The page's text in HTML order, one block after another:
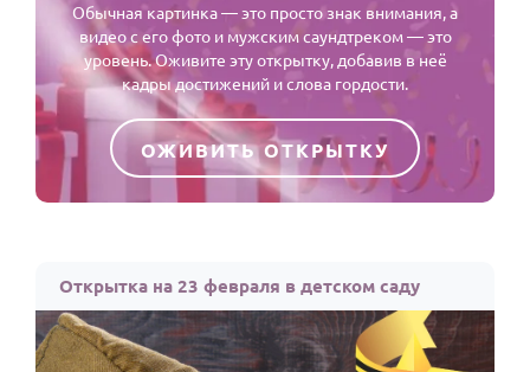
Обычная картинка — это просто знак внимания, а
видео с его фото и мужским саундтреком — это
уровень. Оживите эту открытку, добавив в неё
кадры достижений и слова гордости.
ОЖИВИТЬ ОТКРЫТКУ
Открытка на 23 февраля в детском саду